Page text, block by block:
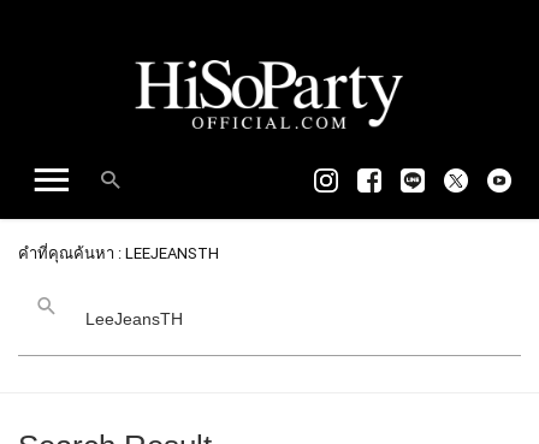
คำที่คุณค้นหา : LEEJEANSTH